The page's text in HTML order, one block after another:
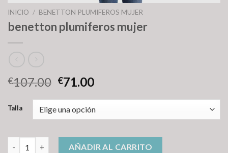
INICIO / BENETTON PLUMIFEROS MUJER
benetton plumiferos mujer
€107.00 €71.00
Talla
benetton plumiferos mujer cantidad
AÑADIR AL CARRITO